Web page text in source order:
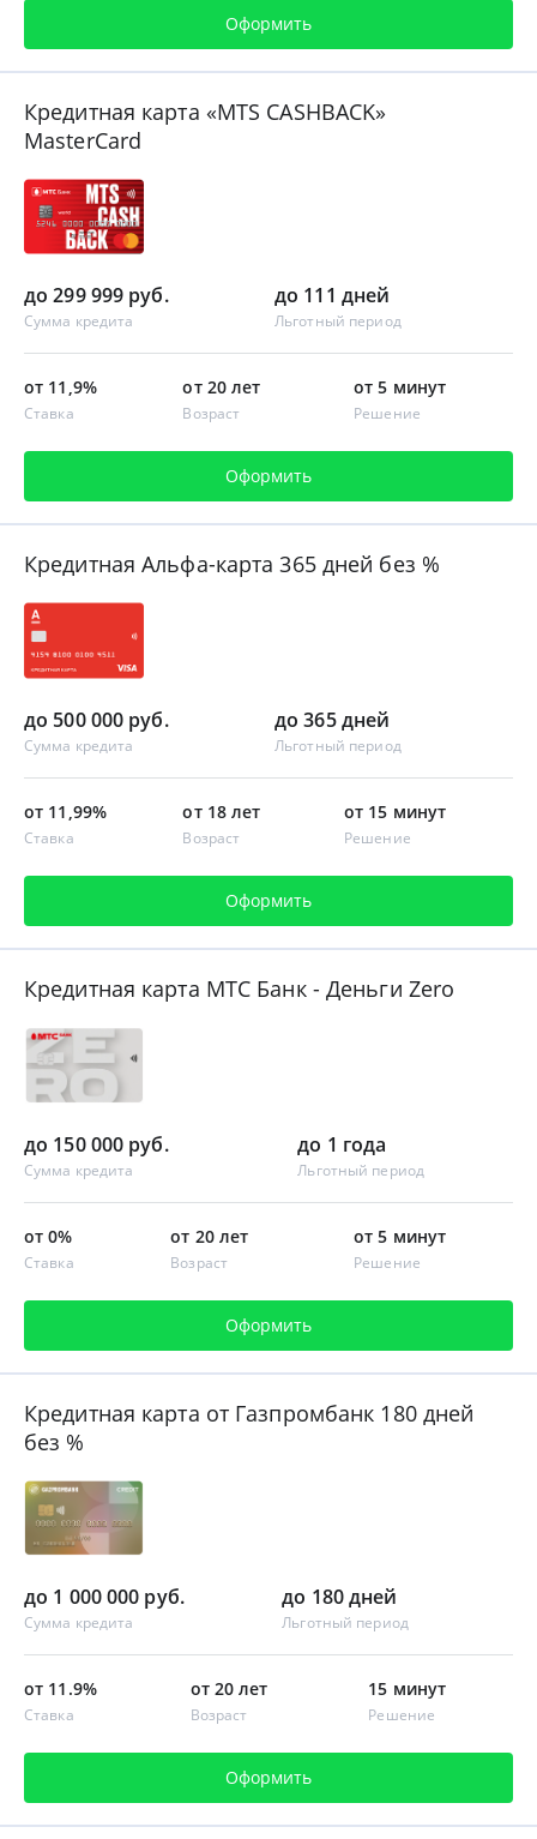
Оформить
Кредитная карта «MTS CASHBACK»
MasterCard
до 299 999 руб.
Сумма кредита
до 111 дней
Льготный период
от 11,9%
Ставка
от 20 лет
Возраст
от 5 минут
Решение
Оформить
Кредитная Альфа-карта 365 дней без %
до 500 000 руб.
Сумма кредита
до 365 дней
Льготный период
от 11,99%
Ставка
от 18 лет
Возраст
от 15 минут
Решение
Оформить
Кредитная карта МТС Банк - Деньги Zero
до 150 000 руб.
Сумма кредита
до 1 года
Льготный период
от 0%
Ставка
от 20 лет
Возраст
от 5 минут
Решение
Оформить
Кредитная карта от Газпромбанк 180 дней
без %
до 1 000 000 руб.
Сумма кредита
до 180 дней
Льготный период
от 11.9%
Ставка
от 20 лет
Возраст
15 минут
Решение
Оформить